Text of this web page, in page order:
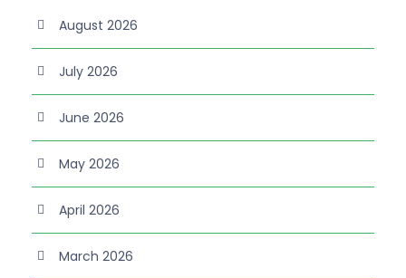
August 2026
July 2026
June 2026
May 2026
April 2026
March 2026